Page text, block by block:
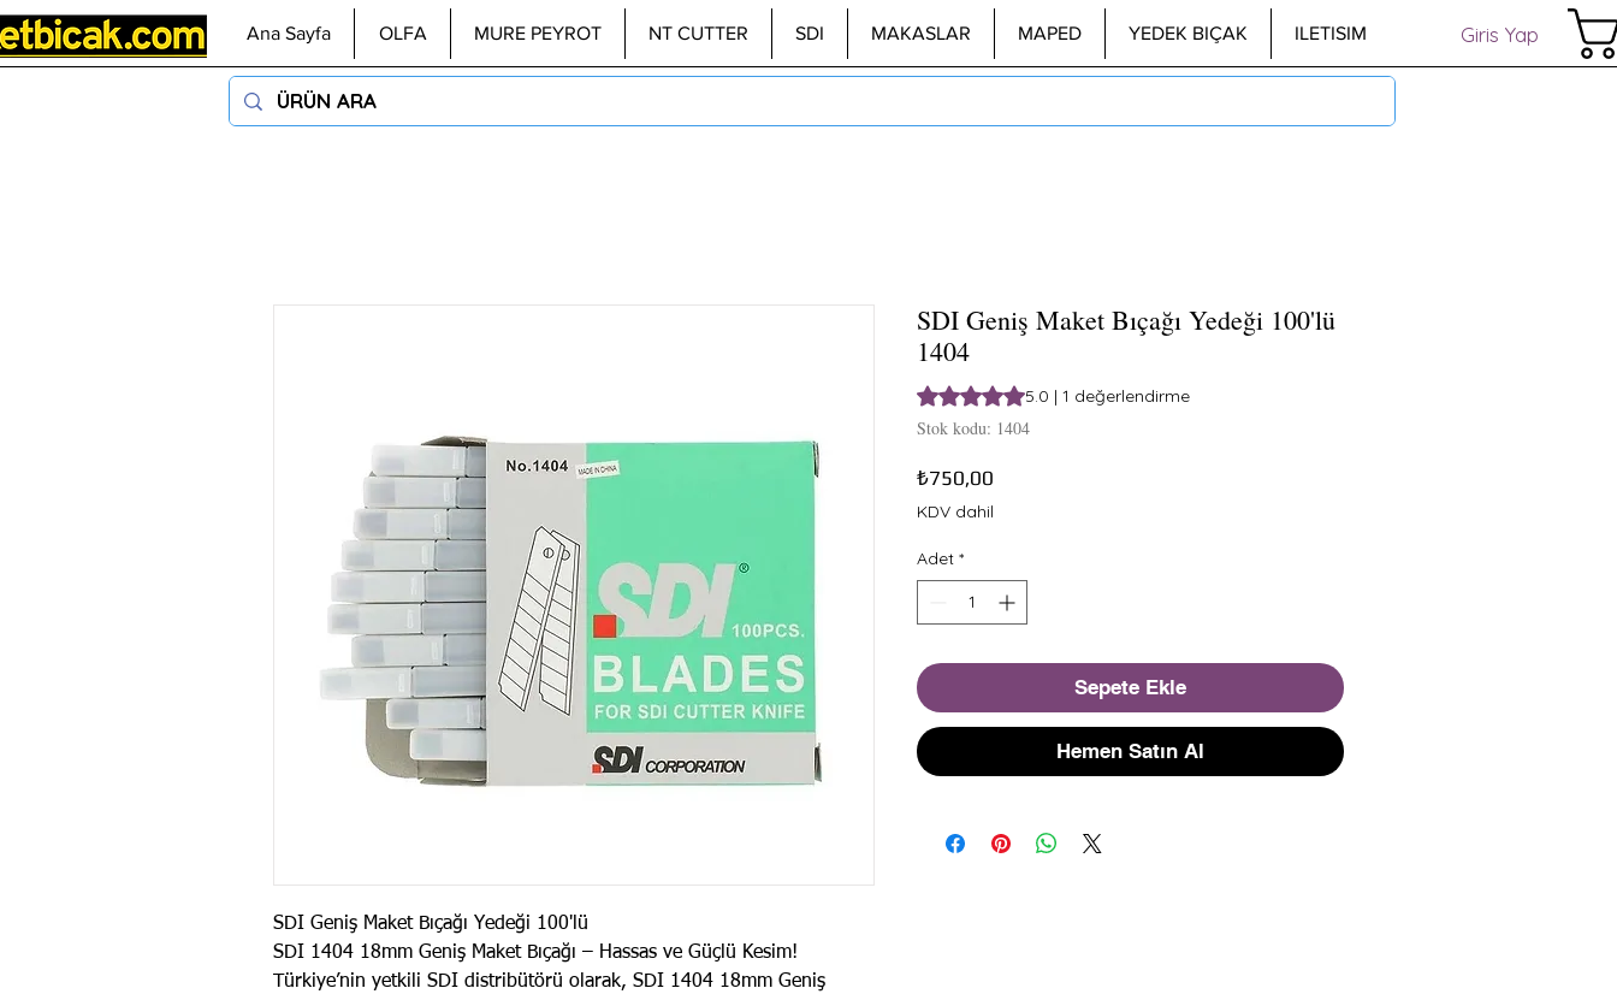
Ana Sayfa OLFA MURE PEYROT NT CUTTER SDI MAKASLAR MAPED YEDEK BIÇAK ILETISIM Giris Yap
SDI Geniş Maket Bıçağı Yedeği 100'lü
SDI 1404 18mm Geniş Maket Bıçağı – Hassas ve Güçlü Kesim!
Türkiye’nin yetkili SDI distribütörü olarak, SDI 1404 18mm Geniş
SDI Geniş Maket Bıçağı Yedeği 100'lü
1404
1 değerlendirmeye göre beş yıldız üzerinden hesaplanan puan 5.0
5.0 | 1 değerlendirme
Stok kodu: 1404
₺750,00
KDV dahil
Adet *
Sepete Ekle
Hemen Satın Al